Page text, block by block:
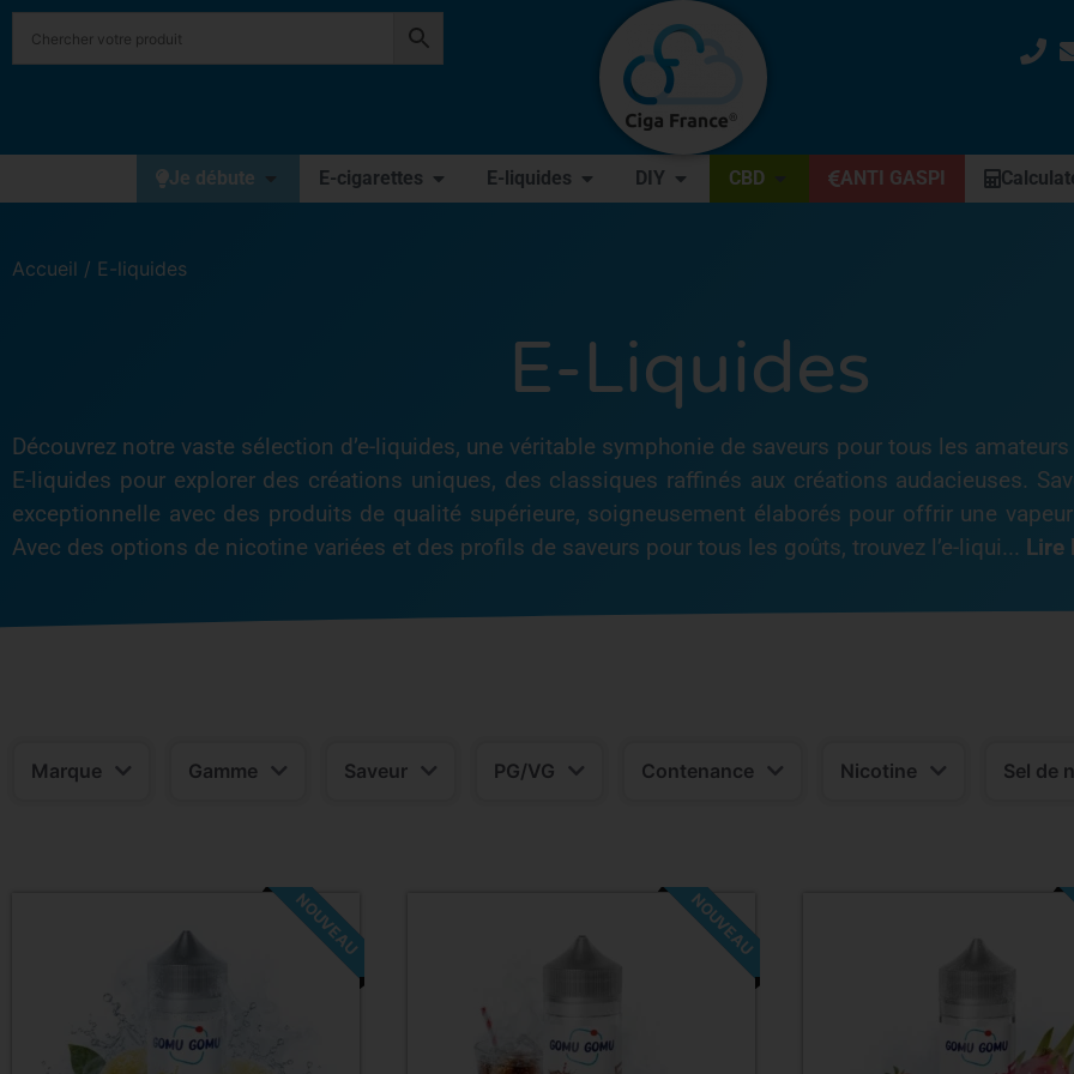
Je débute E-cigarettes E-liquides DIY CBD ANTI GASPI
Accueil / E-liquides
E-Liquides
Découvrez notre vaste sélection d’e-liquides, une véritable symphonie de saveurs pour tous les
E-liquides pour explorer des créations uniques, des classiques raffinés aux créations audacieuses.
exceptionnelle avec des produits de qualité supérieure, soigneusement élaborés pour offrir une
Avec des options de nicotine variées et des profils de saveurs pour tous les goûts, trouvez l’e-liqui... Lire
Marque Gamme Saveur PG/VG Contenance Nicotine Sel de
-14%
NOUVEAU -14%
NOUVEAU